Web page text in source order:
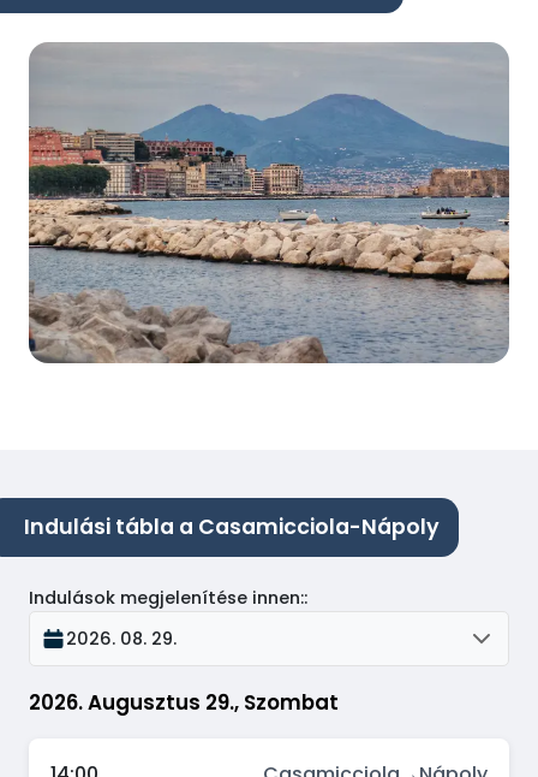
Indulási tábla a Casamicciola-Nápoly
2026. Augusztus 29., Szombat
Indulások megjelenítése innen::
2026. 08. 29.